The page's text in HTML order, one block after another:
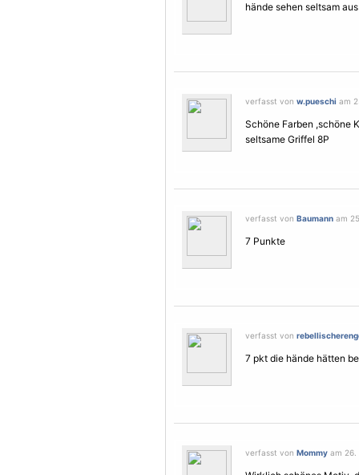
hände sehen seltsam
verfasst von w.pueschi am
Schöne Farben ,schöne
seltsame Griffel 8P
verfasst von Baumann am
7 Punkte
verfasst von
7 pkt die hände hätten
verfasst von Mommy am 26.